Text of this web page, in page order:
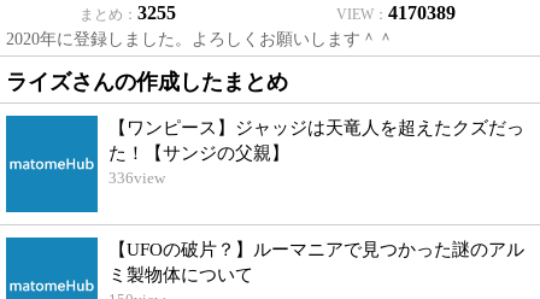
まとめ：3255 VIEW： 4170389
2020年に登録しました。よろしくお願いします＾＾
ライズさんの作成したまとめ
【ワンピース】ジャッジは天竜人を超えたクズだっ
た！【サンジの父親】
336view
【UFOの破片？】ルーマニアで見つかった謎のアル
ミ製物体について